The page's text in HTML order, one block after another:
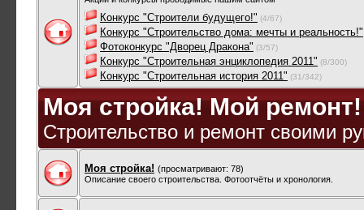
Конкурс "Строители будущего!" (4/67)
Конкурс "Строительство дома: мечты и реальность!"
Фотоконкурс "Дворец Дракона" (3/57)
Конкурс "Строительная энциклопедия 2011" (8/300)
Конкурс "Строительная история 2011" (31/342)
Моя стройка! Мой ремонт!
Строительство и ремонт своими
Моя стройка! (просматривают: 78)
Описание своего строительства. Фотоотчёты и хронология.